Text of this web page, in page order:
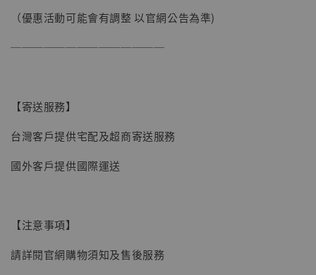
NT$ 4,980
NT$ 5,300
（優惠活動可能會有調整 以官網公告為準)
──────────────
【寄送服務】
台灣客戶提供宅配及超商寄送服務
國外客戶提供國際運送
【注意事項】
請詳閱官網購物須知及售後服務